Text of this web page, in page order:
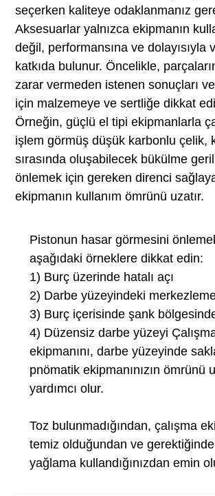
seçerken kaliteye odaklanmanız
Aksesuarlar yalnızca ekipmanın
değil, performansına ve dolayısıyla
katkıda bulunur. Öncelikle,
zarar vermeden istenen sonuçları
için malzemeye ve sertliğe dikkat
Örneğin, güçlü el tipi ekipmanlarla
işlem görmüş düşük karbonlu çelik,
sırasında oluşabilecek bükülme
önlemek için gereken direnci
ekipmanın kullanım ömrünü uzatır.
Pistonun hasar görmesini
aşağıdaki örneklere dikkat edin:
1) Burç üzerinde hatalı açı
2) Darbe yüzeyindeki
3) Burç içerisinde şank
4) Düzensiz darbe yüzeyi
ekipmanını, darbe yüzeyinde
pnömatik ekipmanınızın ömrünü
yardımcı olur.
Toz bulunmadığından, çalışma
temiz olduğundan ve
yağlama kullandığınızdan emin